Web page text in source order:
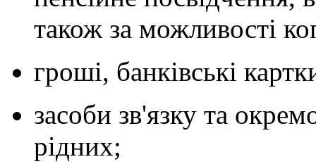
також за можливості
гроші, банківські
засоби зв'язку та
рідних;